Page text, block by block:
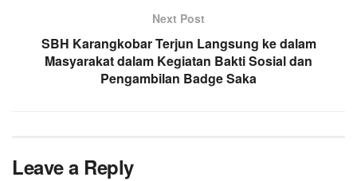
Next Post
SBH Karangkobar Terjun Langsung ke dalam
Masyarakat dalam Kegiatan Bakti Sosial dan
Pengambilan Badge Saka
Leave a Reply